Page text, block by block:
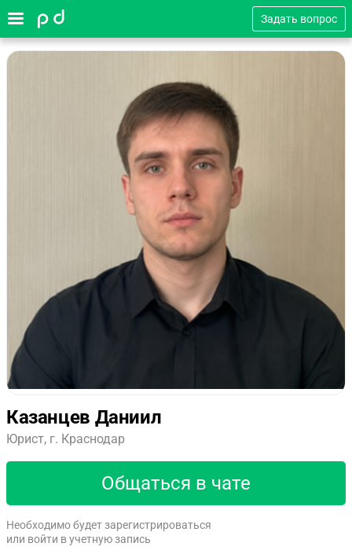
Задать вопрос
Казанцев Даниил
Юрист, г. Краснодар
Общаться в чате
Необходимо будет зарегистрироваться
или войти в учетную запись